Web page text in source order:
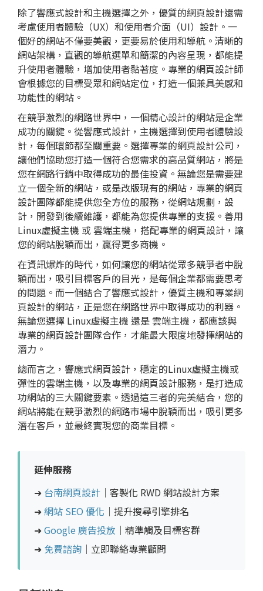
除了響應式設計和主機選擇之外，優質的網頁設計還需
考慮使用者體驗（UX）和使用者介面（UI）設計。一
個好的網站不僅要美觀，更要易於使用和導航。清晰的
網站架構，直觀的導航選單和簡潔的內容呈現，都能提
升使用者體驗，增加使用者黏著度。專業的網頁設計師
會根據您的目標受眾和網站定位，打造一個兼具美感和
功能性的網站。
在競爭激烈的網路世界中，一個精心設計的網站是企業
成功的關鍵。從響應式設計，主機選擇到使用者體驗設
計，每個環節都至關重要。選擇專業的網頁設計公司，
讓他們協助您打造一個符合您需求的高品質網站，將是
您在網路行銷中取得成功的最佳投資。無論您是需要建
立一個全新的網站，或是改版現有的網站，專業的網頁
設計團隊都能提供您全方位的服務，從網站規劃，設
計，開發到後續維護，都能為您提供專業的支援。善用
Linux虛擬主機 或 雲端主機，搭配專業的網頁設計，讓
您的網站脫穎而出，贏得更多商機。
在資訊爆炸的時代，如何讓您的網站從眾多競爭者中脫
穎而出，吸引目標客戶的目光，是每個企業都需要思考
的問題。而一個結合了響應式設計，優質主機和專業網
頁設計的網站，正是您在網路世界中取得成功的利器。
無論您選擇 Linux虛擬主機 還是 雲端主機，都應該與
專業的網頁設計團隊合作，才能最大限度地發揮網站的
潛力。
總而言之，響應式網頁設計 ，穩定的Linux虛擬主機或
彈性的雲端主機，以及專業的網頁設計服務，是打造成
功網站的三大關鍵要素。透過這三者的完美結合，您的
網站將能在競爭激烈的網路市場中脫穎而出，吸引更多
潛在客戶，並最終實現您的商業目標。
延伸服務
➜ 台南網頁設計 ｜客製化 RWD 網站設計方案
➜ 網站 SEO 優化 ｜提升搜尋引擎排名
➜ Google 廣告投放 ｜精準觸及目標客群
➜ 免費諮詢 ｜立即聯絡專業顧問